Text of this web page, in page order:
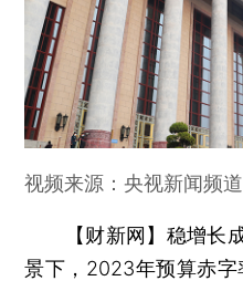
视频来源：央视新闻频
【财新网】 稳增长
景下，2023年预算赤